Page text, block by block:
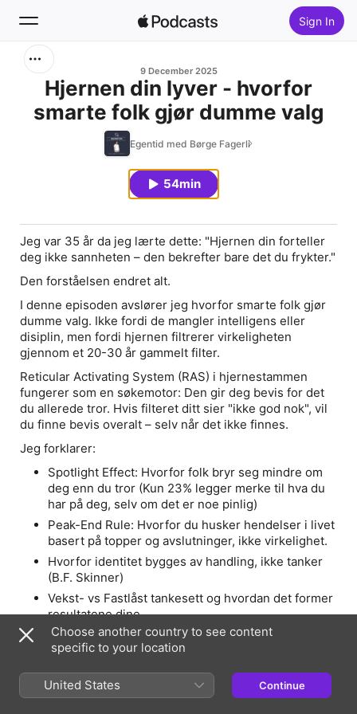
Sign In
Home
9 December 2025
Hjernen din lyver - hvorfor
smarte folk gjør dumme valg
Egentid med Børge Fagerli
54min
Jeg var 35 år da jeg lærte dette: "Hjernen din forteller
deg ikke sannheten – den bekrefter bare det du frykter."
Den forståelsen endret alt.
I denne episoden avslører jeg hvorfor smarte folk gjør
dumme valg. Ikke fordi de mangler intelligens eller
disiplin, men fordi hjernen filtrerer virkeligheten
gjennom et 20-30 år gammelt filter.
Reticular Activating System (RAS) i hjernestammen
fungerer som en søkemotor: Den gir deg bevis for det
du allerede tror. Hvis filteret ditt sier "ikke god nok", vil
du finne bevis overalt – selv når det ikke finnes.
Jeg forklarer:
Spotlight Effect: Hvorfor folk bryr seg mindre om
deg enn du tror (Kun 23% legger merke til hva du
har på deg, selv om det er noe pinlig)
Peak-End Rule: Hvorfor du husker hendelser i livet
basert på topper og avslutninger, ikke virkelighet.
Hvorfor identitet bygges av handling, ikke tanker
(B.F. Skinner)
Vekst- vs Fastlåst tankesett og hvordan det former
resultatene dine
Samt historier fra min egen coaching: Lederen som
jobbet seg til utbrenthet for å bevise noe for en 7 år
gammel versjon av seg selv. Kvinnen som gikk fra
forhold til forhold, men tok samme filter med seg hver
gang og "endte alltid opp med noen som ikke så henne".
Choose another country to see content
specific to your location
United States Continue